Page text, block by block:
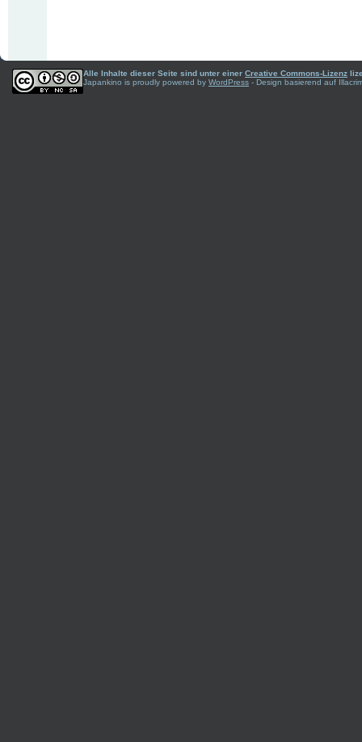
Alle Inhalte dieser Seite sind unter einer Creative Commons-Lizenz
Japankino is proudly powered by WordPress - Design basierend auf